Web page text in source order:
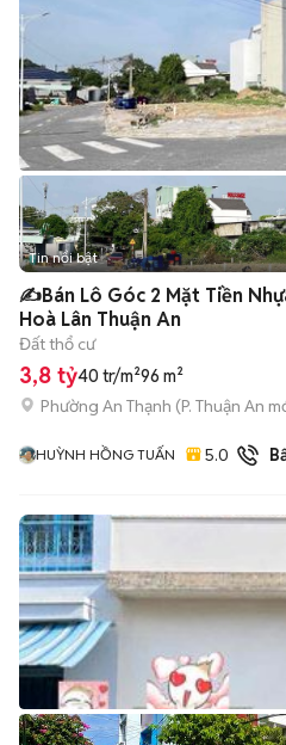
Tin nổi bật
✍️Bán Lô Góc 2 Mặt Tiền
Hoà Lân Thuận An
Đất thổ cư
3,8 tỷ40 tr/m²96 m²
Phường An Thạnh (P. Thuận An
HUỲNH HỒNG TUẤN 5.0 3đã